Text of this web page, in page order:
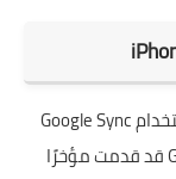
تعد مزامنة جهات اتصال iPhone مع Gmail باستخدام Google Sync
أمرًا صعبًا نسبيًا ، ولكن الخبر السار هو أن Google قد قدمت مؤخرًا